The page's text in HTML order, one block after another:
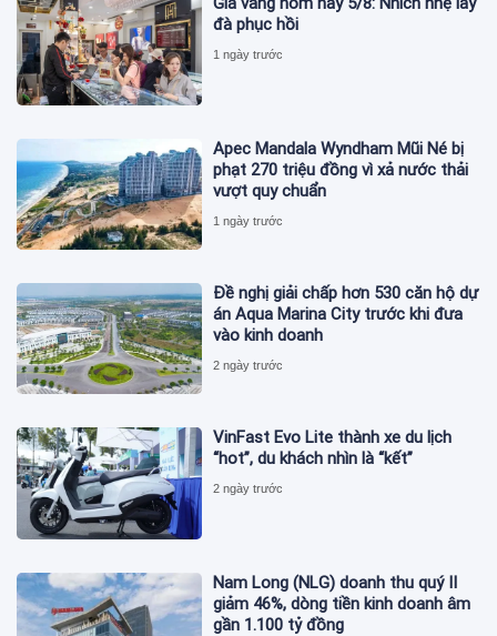
đà phục hồi
1 ngày trước
Apec Mandala Wyndham Mũi Né bị
phạt 270 triệu đồng vì xả nước thải
vượt quy chuẩn
1 ngày trước
Đề nghị giải chấp hơn 530 căn hộ dự
án Aqua Marina City trước khi đưa
vào kinh doanh
2 ngày trước
VinFast Evo Lite thành xe du lịch
“hot”, du khách nhìn là “kết”
2 ngày trước
Nam Long (NLG) doanh thu quý II
giảm 46%, dòng tiền kinh doanh âm
gần 1.100 tỷ đồng